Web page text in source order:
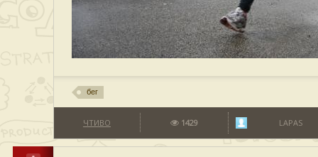
бег
ЧТИВО 1429 LAPAS